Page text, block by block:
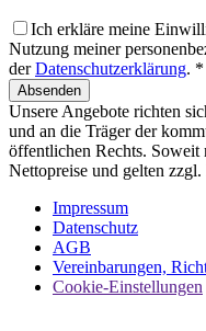
Ich erkläre meine
Nutzung meiner
derDatenschutzerklärung. *
Absenden
Unsere Angebote richten
und an die Träger der
öffentlichen Rechts. Soweit
Nettopreise und gelten
Impressum
Datenschutz
AGB
Vereinbarungen,
Cookie-Einstellungen